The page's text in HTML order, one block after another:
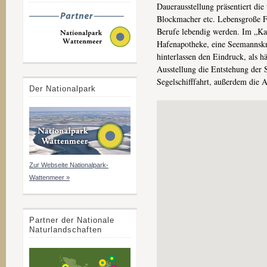
Dauerausstellung präsentiert
Blockmacher etc. Lebensgroße
Berufe lebendig werden. Im
Hafenapotheke, eine
hinterlassen den Eindruck, als
Ausstellung die Entstehung der
Segelschifffahrt, außerdem die
Der Nationalpark
Zur Webseite Nationalpark-
Wattenmeer »
Partner der Nationale
Naturlandschaften